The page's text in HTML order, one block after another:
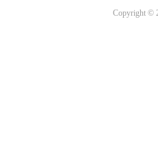
Copyright ©